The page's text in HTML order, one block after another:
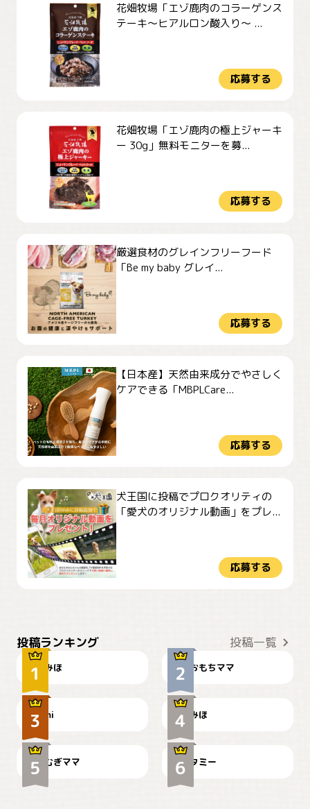
花畑牧場「エゾ鹿肉のコラーゲンス
テーキ～ヒアルロン酸入り～ ...
応募する
花畑牧場「エゾ鹿肉の極上ジャーキ
ー 30g」無料モニターを募...
応募する
厳選食材のグレインフリーフード
「Be my baby グレイ...
応募する
【日本産】天然由来成分でやさしく
ケアできる「MBPLCare...
応募する
犬王国に投稿でプロクオリティの
「愛犬のオリジナル動画」をプレ...
応募する
投稿ランキング 投稿一覧
みほ おもちママ
可愛い？
mi
見てるぞぉ
みほ
🌻とむぎ！
むぎママ
ドーベルマンのお友達邸に
て
タミー